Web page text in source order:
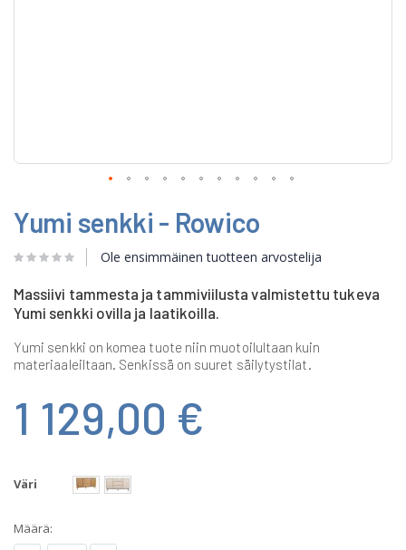
to
the
beginning
of
images
gallery
Yumi senkki - Rowico
Ole ensimmäinen tuotteen arvostelija
Massiivi tammesta ja tammiviilusta valmistettu tukeva
Yumi senkki ovilla ja laatikoilla.
Yumi senkki on komea tuote niin muotoilultaan kuin
materiaaleiltaan. Senkissä on suuret säilytystilat.
1 129,00 €
Väri
Määrä: